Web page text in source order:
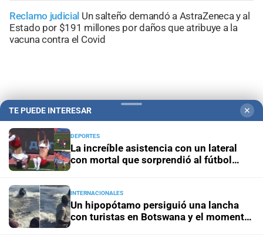
Reclamo judicial Un salteño demandó a AstraZeneca y al
Estado por $191 millones por daños que atribuye a la
vacuna contra el Covid
+ Información General
TE PUEDE INTERESAR ✕
DEPORTES
La increíble asistencia con un lateral
con mortal que sorprendió al fútbol
INTERNACIONALES
Un hipopótamo persiguió una lancha
con turistas en Botswana y el momento